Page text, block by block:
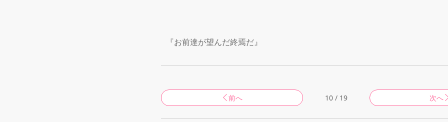
『お前達が望んだ終焉だ』
前へ 10 / 19 次へ